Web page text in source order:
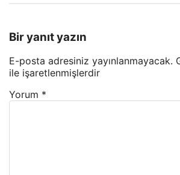
Bir yanıt yazın
E-posta adresiniz yayınlanmayacak.
ile işaretlenmişlerdir
Yorum *